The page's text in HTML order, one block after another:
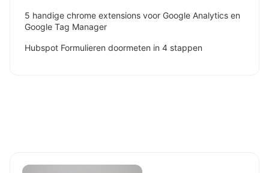
5 handige chrome extensions voor Google Analytics en
Google Tag Manager
Hubspot Formulieren doormeten in 4 stappen